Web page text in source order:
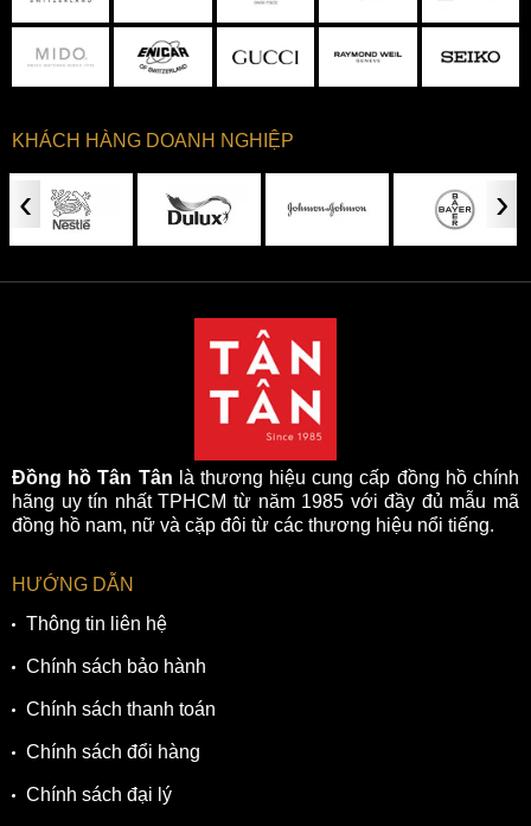
KHÁCH HÀNG DOANH NGHIỆP
‹ ›
Đồng hồ Tân Tân là thương hiệu cung cấp đồng hồ chính
hãng uy tín nhất TPHCM từ năm 1985 với đầy đủ mẫu mã
đồng hồ nam, nữ và cặp đôi từ các thương hiệu nổi tiếng.
HƯỚNG DẪN
Thông tin liên hệ
Chính sách bảo hành
Chính sách thanh toán
Chính sách đổi hàng
Chính sách đại lý